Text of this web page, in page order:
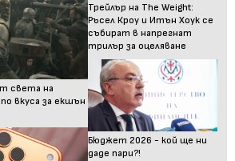
света на
вкуса за екшън
Трейлър на The Weight:
Ръсел Кроу и Итън Хоук се
събират в напрегнат
трилър за оцеляване
Бюджет 2026 - кой ще ни
даде пари?!